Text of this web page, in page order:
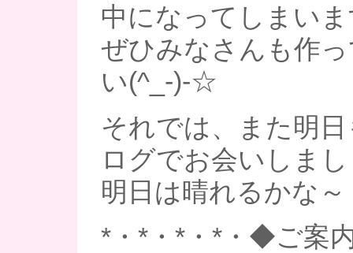
中になってしまい
ぜひみなさんも作
い(^_-)-☆
それでは、また明
ログでお会いしま
明日は晴れるかな～
*・*・*・*・◆ご案